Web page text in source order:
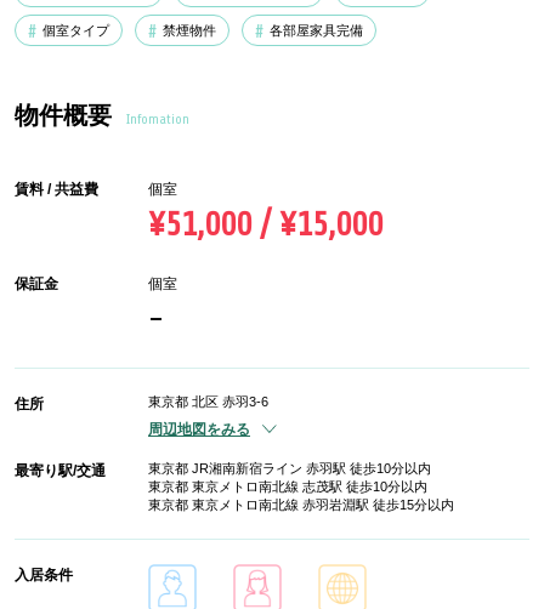
個室タイプ 禁煙物件 各部屋家具完備
物件概要 Infomation
賃料 / 共益費 個室
¥51,000 / ¥15,000
保証金 個室
-
住所 東京都 北区 赤羽3-6
周辺地図をみる
最寄り駅/交通
東京都 JR湘南新宿ライン 赤羽駅 徒歩10分以内
東京都 東京メトロ南北線 志茂駅 徒歩10分以内
東京都 東京メトロ南北線 赤羽岩淵駅 徒歩15分以内
入居条件